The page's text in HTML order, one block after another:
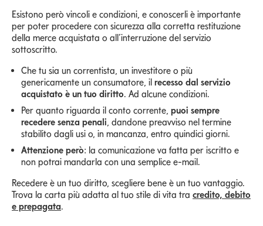
Esistono però vincoli e condizioni, e conoscerli è importante
per poter procedere con sicurezza alla corretta restituzione
della merce acquistata o all’interruzione del servizio
sottoscritto.
Che tu sia un correntista, un investitore o più
genericamente un consumatore, il recesso dal servizio
acquistato è un tuo diritto. Ad alcune condizioni.
Per quanto riguarda il conto corrente, puoi sempre
recedere senza penali, dandone preavviso nel termine
stabilito dagli usi o, in mancanza, entro quindici giorni.
Attenzione però: la comunicazione va fatta per iscritto e
non potrai mandarla con una semplice e-mail.
Recedere è un tuo diritto, scegliere bene è un tuo vantaggio.
Trova la carta più adatta al tuo stile di vita tra credito, debito
e prepagata.